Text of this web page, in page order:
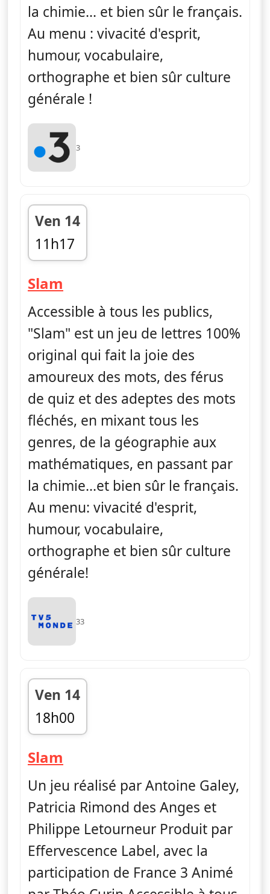
la chimie... et bien sûr le français.
Au menu : vivacité d'esprit,
humour, vocabulaire,
orthographe et bien sûr culture
générale !
3
Ven 14
11h17
fin 11h49
Slam
Accessible à tous les publics,
"Slam" est un jeu de lettres 100%
original qui fait la joie des
amoureux des mots, des férus
de quiz et des adeptes des mots
fléchés, en mixant tous les
genres, de la géographie aux
mathématiques, en passant par
la chimie...et bien sûr le français.
Au menu: vivacité d'esprit,
humour, vocabulaire,
orthographe et bien sûr culture
générale!
33
Ven 14
18h00
fin 18h50
Slam
Un jeu réalisé par Antoine Galey,
Patricia Rimond des Anges et
Philippe Letourneur Produit par
Effervescence Label, avec la
participation de France 3 Animé